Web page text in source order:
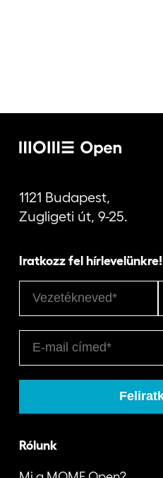
1121 Budapest,
Zugligeti út, 9-25.
Iratkozz fel hírlevelünkre!
Rólunk